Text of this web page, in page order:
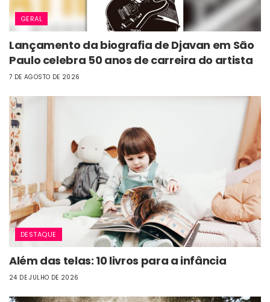
GERAL
Lançamento da biografia de Djavan em São
Paulo celebra 50 anos de carreira do artista
7 DE AGOSTO DE 2026
DESTAQUE
Além das telas: 10 livros para a infância
24 DE JULHO DE 2026